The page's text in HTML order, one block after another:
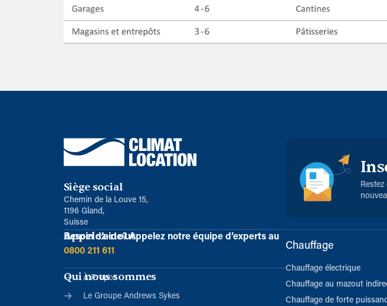
Siège social
Chemin de la Louve 15,
1196 Gland,
Suisse
Appelez-nous
Besoin d’aide?Appelez notre équipe d’experts au
0800 211 611
Qui nous sommes
À Propos
Le Groupe Andrews Sykes
Chauffage
Chauffage électrique
Chauffage au mazout
Chauffage de forte